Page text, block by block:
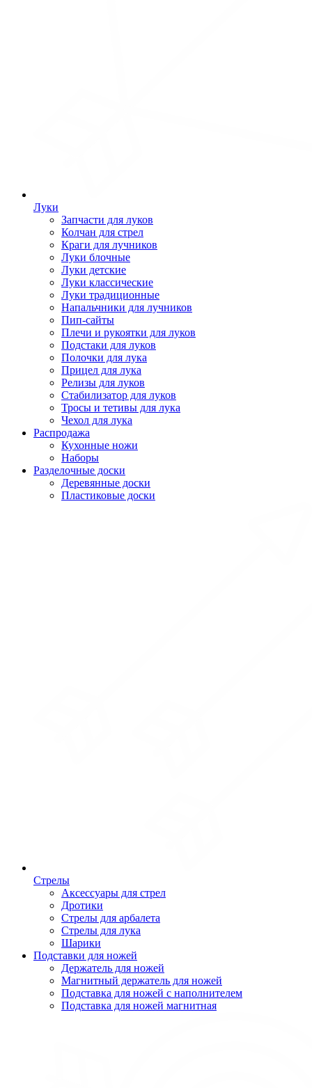
Луки
Запчасти для луков
Колчан для стрел
Краги для лучников
Луки блочные
Луки детские
Луки классические
Луки традиционные
Напальчники для лучников
Пип-сайты
Плечи и рукоятки для луков
Подстаки для луков
Полочки для лука
Прицел для лука
Релизы для луков
Стабилизатор для луков
Тросы и тетивы для лука
Чехол для лука
Распродажа
Кухонные ножи
Наборы
Разделочные доски
Деревянные доски
Пластиковые доски
Стрелы
Аксессуары для стрел
Дротики
Стрелы для арбалета
Стрелы для лука
Шарики
Подставки для ножей
Держатель для ножей
Магнитный держатель для ножей
Подставка для ножей с наполнителем
Подставка для ножей магнитная